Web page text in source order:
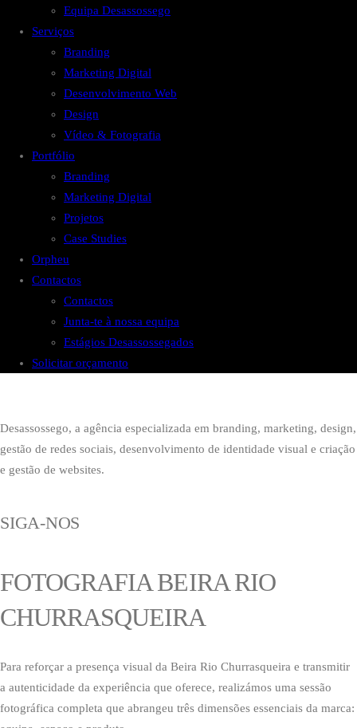
Equipa Desassossego
Serviços
Branding
Marketing Digital
Desenvolvimento Web
Design
Vídeo & Fotografia
Portfólio
Branding
Marketing Digital
Projetos
Case Studies
Orpheu
Contactos
Contactos
Junta-te à nossa equipa
Estágios Desassossegados
Solicitar orçamento
Desassossego, a agência especializada em branding, marketing, design,
gestão de redes sociais, desenvolvimento de identidade visual e criação
e gestão de websites.
SIGA-NOS
FOTOGRAFIA BEIRA RIO
CHURRASQUEIRA
Para reforçar a presença visual da Beira Rio Churrasqueira e transmitir
a autenticidade da experiência que oferece, realizámos uma sessão
fotográfica completa que abrangeu três dimensões essenciais da marca: